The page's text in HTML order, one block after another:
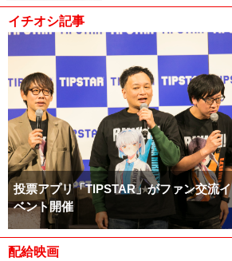
イチオシ記事
投票アプリ「TIPSTAR」がファン交流イ
ベント開催
配給映画